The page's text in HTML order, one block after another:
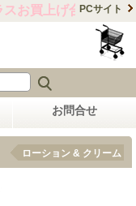
お買上げ合計金額
PCサイト
お問合せ
ローション & クリーム